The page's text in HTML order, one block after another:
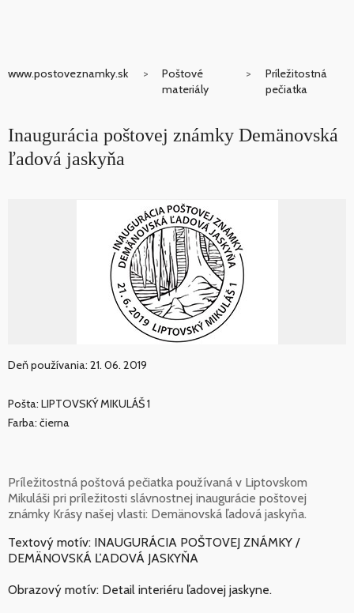
www.postoveznamky.sk
Poštové
materiály
Príležitostná
pečiatka
Inaugurácia poštovej známky Demänovská
ľadová jaskyňa
Deň používania: 21. 06. 2019
Pošta: LIPTOVSKÝ MIKULÁŠ 1
Farba: čierna
Príležitostná poštová pečiatka používaná v Liptovskom
Mikuláši pri príležitosti slávnostnej inaugurácie poštovej
známky Krásy našej vlasti: Demänovská ľadová jaskyňa.
Textový motív: INAUGURÁCIA POŠTOVEJ ZNÁMKY /
DEMÄNOVSKÁ ĽADOVÁ JASKYŇA
Obrazový motív: Detail interiéru ľadovej jaskyne.